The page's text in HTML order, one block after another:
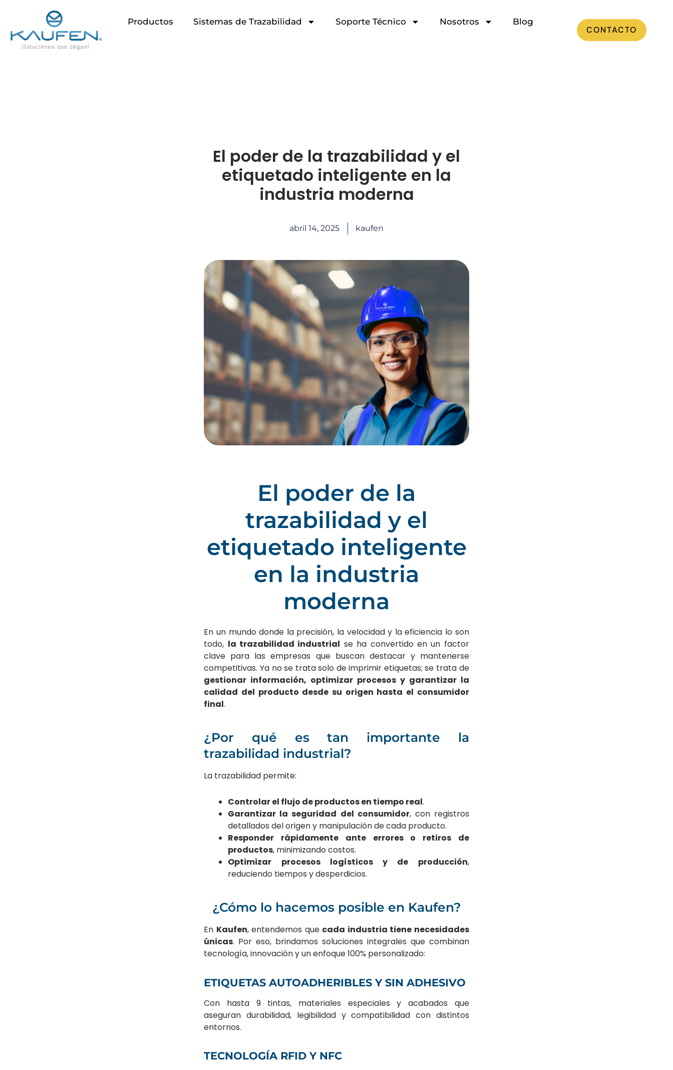
contenido
Productos Sistemas de Trazabilidad Soporte Técnico Nosotros Blog
CONTACTO
El poder de la trazabilidad y el
etiquetado inteligente en la
industria moderna
abril 14, 2025 kaufen
El poder de la
trazabilidad y el
etiquetado inteligente
en la industria
moderna
En un mundo donde la precisión, la velocidad y la eficiencia lo son
todo, la trazabilidad industrial se ha convertido en un factor
clave para las empresas que buscan destacar y mantenerse
competitivas. Ya no se trata solo de imprimir etiquetas; se trata de
gestionar información, optimizar procesos y garantizar la
calidad del producto desde su origen hasta el consumidor
final.
¿Por qué es tan importante la
trazabilidad industrial?
La trazabilidad permite:
Controlar el flujo de productos en tiempo real.
Garantizar la seguridad del consumidor, con registros
detallados del origen y manipulación de cada producto.
Responder rápidamente ante errores o retiros de
productos, minimizando costos.
Optimizar procesos logísticos y de producción,
reduciendo tiempos y desperdicios.
¿Cómo lo hacemos posible en Kaufen?
En Kaufen, entendemos que cada industria tiene necesidades
únicas. Por eso, brindamos soluciones integrales que combinan
tecnología, innovación y un enfoque 100% personalizado:
ETIQUETAS AUTOADHERIBLES Y SIN ADHESIVO
Con hasta 9 tintas, materiales especiales y acabados que
aseguran durabilidad, legibilidad y compatibilidad con distintos
entornos.
TECNOLOGÍA RFID Y NFC